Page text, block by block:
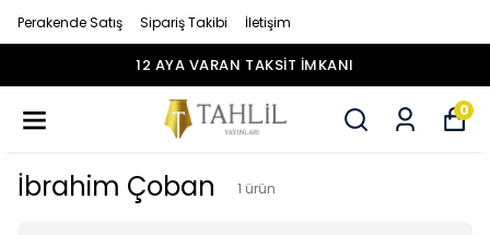
Perakende Satış Sipariş Takibi İletişim
12 AYA VARAN TAKSİT İMKANI
0
İbrahim Çoban 1 ürün